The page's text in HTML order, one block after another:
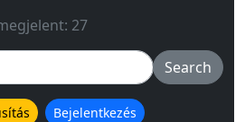
27
Bejelentkezés